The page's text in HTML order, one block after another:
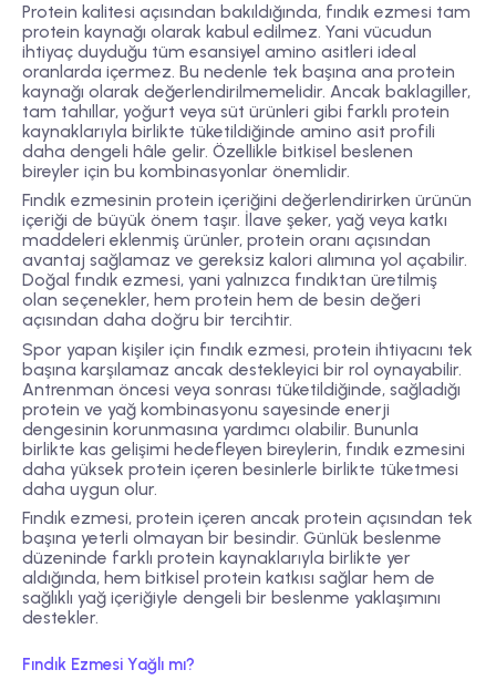
Protein kalitesi açısından bakıldığında, fındık ezmesi tam
protein kaynağı olarak kabul edilmez. Yani vücudun
ihtiyaç duyduğu tüm esansiyel amino asitleri ideal
oranlarda içermez. Bu nedenle tek başına ana protein
kaynağı olarak değerlendirilmemelidir. Ancak baklagiller,
tam tahıllar, yoğurt veya süt ürünleri gibi farklı protein
kaynaklarıyla birlikte tüketildiğinde amino asit profili
daha dengeli hâle gelir. Özellikle bitkisel beslenen
bireyler için bu kombinasyonlar önemlidir.
Fındık ezmesinin protein içeriğini değerlendirirken ürünün
içeriği de büyük önem taşır. İlave şeker, yağ veya katkı
maddeleri eklenmiş ürünler, protein oranı açısından
avantaj sağlamaz ve gereksiz kalori alımına yol açabilir.
Doğal fındık ezmesi, yani yalnızca fındıktan üretilmiş
olan seçenekler, hem protein hem de besin değeri
açısından daha doğru bir tercihtir.
Spor yapan kişiler için fındık ezmesi, protein ihtiyacını tek
başına karşılamaz ancak destekleyici bir rol oynayabilir.
Antrenman öncesi veya sonrası tüketildiğinde, sağladığı
protein ve yağ kombinasyonu sayesinde enerji
dengesinin korunmasına yardımcı olabilir. Bununla
birlikte kas gelişimi hedefleyen bireylerin, fındık ezmesini
daha yüksek protein içeren besinlerle birlikte tüketmesi
daha uygun olur.
Fındık ezmesi, protein içeren ancak protein açısından tek
başına yeterli olmayan bir besindir. Günlük beslenme
düzeninde farklı protein kaynaklarıyla birlikte yer
aldığında, hem bitkisel protein katkısı sağlar hem de
sağlıklı yağ içeriğiyle dengeli bir beslenme yaklaşımını
destekler.
Fındık Ezmesi Yağlı mı?